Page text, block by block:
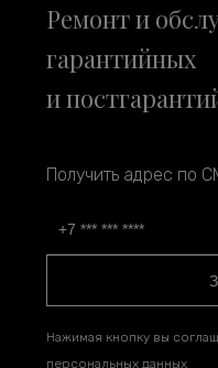
Ремонт и
гарантийных
и
Получить адрес по
Нажимая кнопку вы
персональных данных